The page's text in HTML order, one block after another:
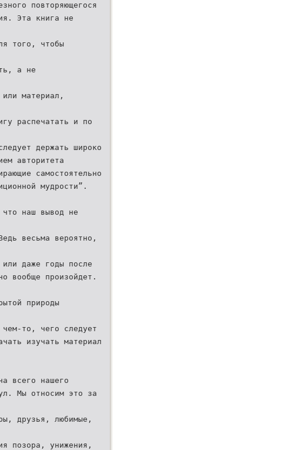
повторяющегося
Эта книга не
того, чтобы
а не
материал,
распечатать и по
держать широко
авторитета
самостоятельно
мудрости”.
что наш вывод не
весьма вероятно,
даже годы после
вообще произойдет.
природы
чем-то, чего следует
изучать материал
всего нашего
Мы относим это за
друзья, любимые,
позора, унижения,